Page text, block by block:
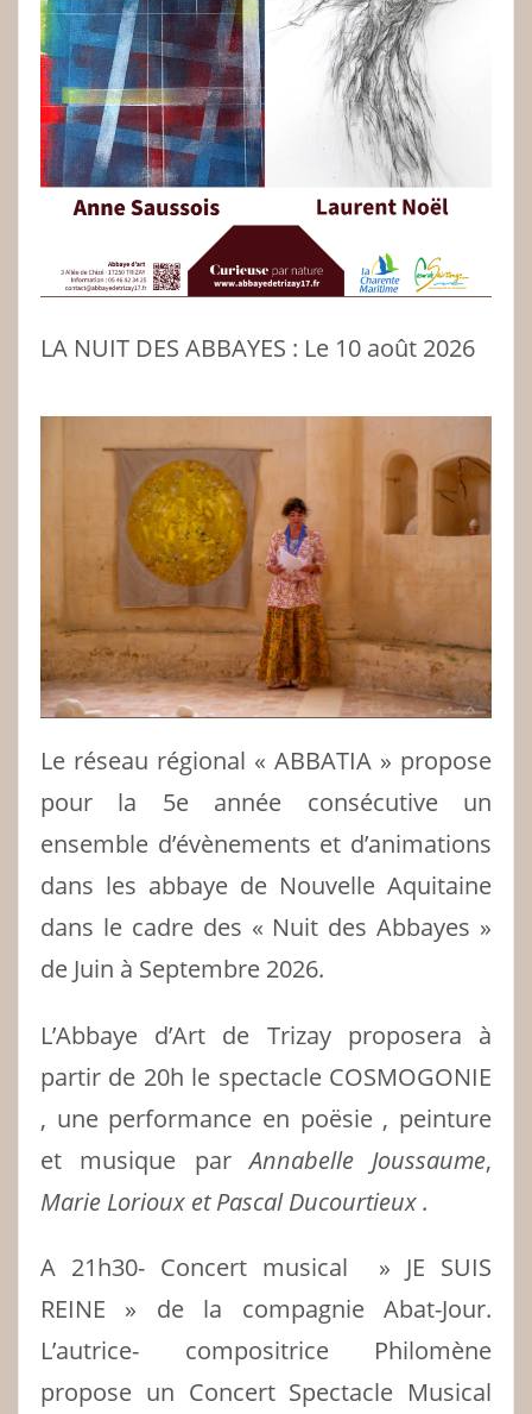
LA NUIT DES ABBAYES : Le 10 août 2026
Le réseau régional « ABBATIA » propose
pour la 5e année consécutive un
ensemble d’évènements et d’animations
dans les abbaye de Nouvelle Aquitaine
dans le cadre des « Nuit des Abbayes »
de Juin à Septembre 2026.
L’Abbaye d’Art de Trizay proposera à
partir de 20h le spectacle COSMOGONIE
, une performance en poësie , peinture
et musique parAnnabelle Joussaume,
Marie Lorioux et Pascal Ducourtieux .
A 21h30- Concert musical » JE SUIS
REINE » de la compagnie Abat-Jour.
L’autrice- compositrice Philomène
propose un Concert Spectacle Musical